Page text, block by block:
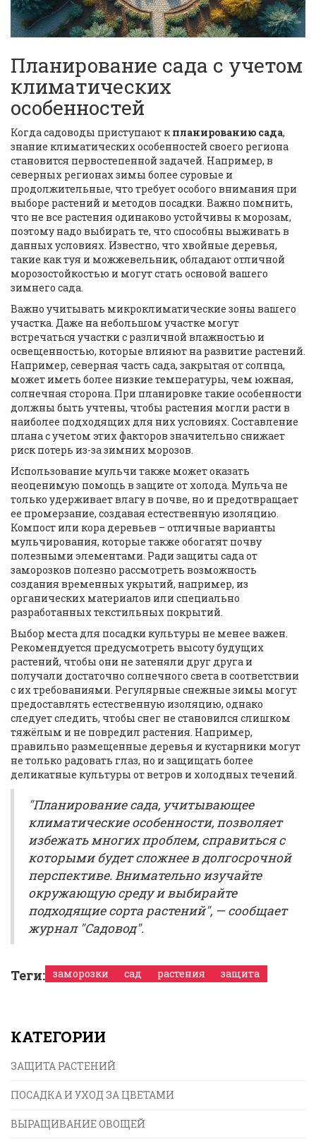
Планирование сада с учетом
климатических
особенностей
Когда садоводы приступают к планированию сада,
знание климатических особенностей своего региона
становится первостепенной задачей. Например, в
северных регионах зимы более суровые и
продолжительные, что требует особого внимания при
выборе растений и методов посадки. Важно помнить,
что не все растения одинаково устойчивы к морозам,
поэтому надо выбирать те, что способны выживать в
данных условиях. Известно, что хвойные деревья,
такие как туя и можжевельник, обладают отличной
морозостойкостью и могут стать основой вашего
зимнего сада.
Важно учитывать микроклиматические зоны вашего
участка. Даже на небольшом участке могут
встречаться участки с различной влажностью и
освещенностью, которые влияют на развитие растений.
Например, северная часть сада, закрытая от солнца,
может иметь более низкие температуры, чем южная,
солнечная сторона. При планировке такие особенности
должны быть учтены, чтобы растения могли расти в
наиболее подходящих для них условиях. Составление
плана с учетом этих факторов значительно снижает
риск потерь из-за зимних морозов.
Использование мульчи также может оказать
неоценимую помощь в защите от холода. Мульча не
только удерживает влагу в почве, но и предотвращает
ее промерзание, создавая естественную изоляцию.
Компост или кора деревьев – отличные варианты
мульчирования, которые также обогатят почву
полезными элементами. Ради защиты сада от
заморозков полезно рассмотреть возможность
создания временных укрытий, например, из
органических материалов или специально
разработанных текстильных покрытий.
Выбор места для посадки культуры не менее важен.
Рекомендуется предусмотреть высоту будущих
растений, чтобы они не затеняли друг друга и
получали достаточно солнечного света в соответствии
с их требованиями. Регулярные снежные зимы могут
предоставлять естественную изоляцию, однако
следует следить, чтобы снег не становился слишком
тяжёлым и не повредил растения. Например,
правильно размещенные деревья и кустарники могут
не только радовать глаз, но и защищать более
деликатные культуры от ветров и холодных течений.
"Планирование сада, учитывающее
климатические особенности, позволяет
избежать многих проблем, справиться с
которыми будет сложнее в долгосрочной
перспективе. Внимательно изучайте
окружающую среду и выбирайте
подходящие сорта растений", — сообщает
журнал "Садовод".
Теги: заморозки сад растения защита
КАТЕГОРИИ
ЗАЩИТА РАСТЕНИЙ
ПОСАДКА И УХОД ЗА ЦВЕТАМИ
ВЫРАЩИВАНИЕ ОВОЩЕЙ